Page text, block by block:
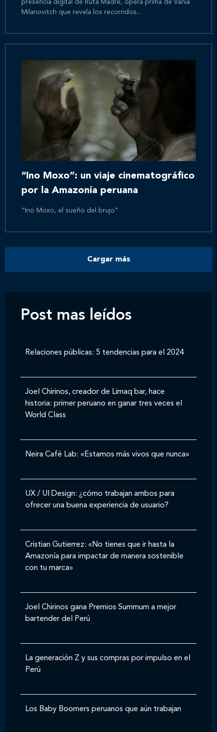
Inicio
Nosotros
Nuestros servicios
Nuestros clientes
Novedades
Contáctanos
presencia digital de Ruta Madre, ópera prima de Vania
Milanovitch que revela los recorridos...
“Ino Moxo”: un viaje cinematográfico
por la Amazonía peruana
“Ino Moxo, el sueño del brujo”
Cargar más
Post mas leídos
Relaciones públicas: 5 tendencias para el 2024
Joel Chirinos, creador de Limaq bar, hace
historia: primer peruano en ganar tres veces el
World Class
Neira Café Lab: «Estamos más vivos que nunca»
UX / UI Design: ¿cómo trabajan ambos para
ofrecer una buena experiencia de usuario?
Cristian Gutierrez: «No tienes que ir hasta la
Amazonía para impactar de manera sostenible
con tu marca»
Joel Chirinos gana Premios Summum a mejor
bartender del Perú
La generación Z y sus compras por impulso en el
Perú
Los Baby Boomers peruanos que aún trabajan